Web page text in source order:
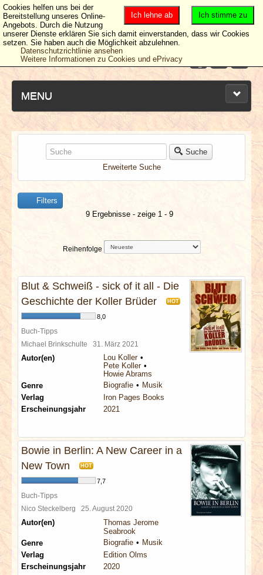
MENU
NEUESTE ARTIKEL
NEWS & DATES
BERICHTE
SPECIALS
REDAKTION
LINKS
ARCHIV
Suche
Erweiterte Suche
Filters
9 Ergebnisse - zeige 1 - 9
Reihenfolge
Blut & Schweiß - sick of it all - Die
Geschichte der Koller Brüder
HOT
8,0
Buch-Tipps
Michael Brinkschulte 31. März 2021
Autor(en)
Lou Koller
Pete Koller
Howie Abrams
Genre
Biografie
Musik
Verlag
Iron Pages Books
Erscheinungsjahr
2021
Bowie in Berlin: A New Career in a
New Town
HOT
7,7
Buch-Tipps
Nico Steckelberg 25. August 2020
Autor(en)
Thomas Jerome
Seabrook
Genre
Biografie
Musik
Verlag
Edition Olms
Erscheinungsjahr
2020
Ich stimme zu
Ich lehne ab
Cookies helfen uns bei der
Bereitstellung unseres Online-
Angebots. Durch die Nutzung
unserer Dienste erklären Sie sich damit einverstanden, dass wir Cookies
setzen. Sie haben auch die Möglichkeit abzulehnen.
Datenschutzrichtlinie ansehen
Weitere Informationen zu Cookies und ePrivacy